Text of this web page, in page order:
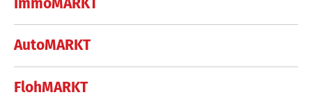
AutoMARKT
FlohMARKT